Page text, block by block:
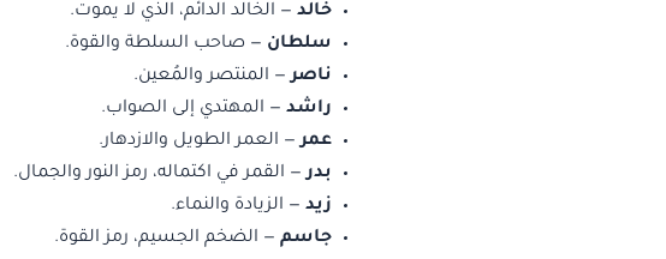
خالد — الخالد الدائم، الذي لا يموت.
سلطان — صاحب السلطة والقوة.
ناصر— المنتصر والمُعين.
راشد — المهتدي إلى الصواب.
عمر— العمر الطويل والازدهار.
بدر— القمر في اكتماله، رمز النور والجمال.
زيد — الزيادة والنماء.
جاسم — الضخم الجسيم، رمز القوة.